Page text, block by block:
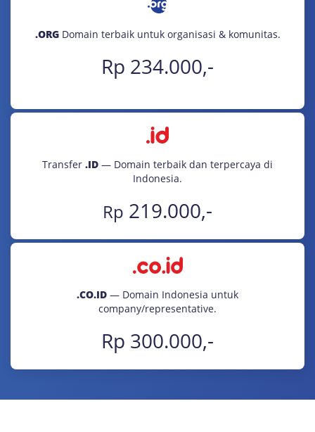
.ORGDomain terbaik untuk organisasi & komunitas.
Rp 234.000,-
Transfer .ID — Domain terbaik dan terpercaya di
Indonesia.
Rp 219.000,-
.CO.ID — Domain Indonesia untuk
company/representative.
Rp 300.000,-